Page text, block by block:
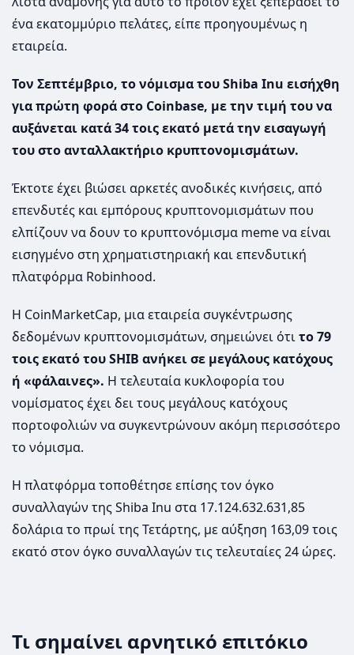
ένα εκατομμύριο πελάτες, είπε προηγουμένως η
εταιρεία.
Τον Σεπτέμβριο, το νόμισμα του Shiba Inu εισήχθη
για πρώτη φορά στο Coinbase, με την τιμή του να
αυξάνεται κατά 34 τοις εκατό μετά την εισαγωγή
του στο ανταλλακτήριο κρυπτονομισμάτων.
Έκτοτε έχει βιώσει αρκετές ανοδικές κινήσεις, από
επενδυτές και εμπόρους κρυπτονομισμάτων που
ελπίζουν να δουν το κρυπτονόμισμα meme να είναι
εισηγμένο στη χρηματιστηριακή και επενδυτική
πλατφόρμα Robinhood.
Η CoinMarketCap, μια εταιρεία συγκέντρωσης
δεδομένων κρυπτονομισμάτων, σημειώνει ότιτο 79
τοις εκατό του SHIB ανήκει σε μεγάλους κατόχους
ή «φάλαινες». Η τελευταία κυκλοφορία του
νομίσματος έχει δει τους μεγάλους κατόχους
πορτοφολιών να συγκεντρώνουν ακόμη περισσότερο
το νόμισμα.
Η πλατφόρμα τοποθέτησε επίσης τον όγκο
συναλλαγών της Shiba Inu στα 17.124.632.631,85
δολάρια το πρωί της Τετάρτης, με αύξηση 163,09 τοις
εκατό στον όγκο συναλλαγών τις τελευταίες 24 ώρες.
Τι σημαίνει αρνητικό επιτόκιο